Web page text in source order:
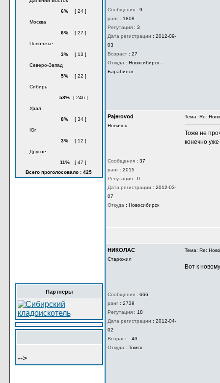
6%
[ 24 ]
Москва
6%
[ 27 ]
Поволжье
3%
[ 13 ]
Северо-Запад
5%
[ 22 ]
Сибирь
58%
[ 246 ]
Урал
8%
[ 34 ]
Юг
3%
[ 12 ]
Другое
11%
[ 47 ]
Всего проголосовало : 425
Партнеры
Сообщения: 9
ранг: 1808
Репутация: 3
Дата регистрации : 2012-09-
03
Возраст: 27
Откуда : Новосибирск -
Барабинск
Pajerovod
Новичок
Сообщения: 37
ранг: 2015
Репутация: 0
Дата регистрации : 2012-03-
07
Откуда : Новосибирск
Тема: Re:
Тоже не
конечно
НИКОЛАС
Старожил
Сообщения: 666
ранг: 2739
Репутация: 18
Дата регистрации : 2012-04-
02
Возраст: 43
Откуда : Томск
Тема: Re:
Вот к